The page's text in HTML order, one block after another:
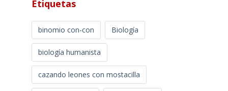
Etiquetas
binomio con-con Biología
biología humanista
cazando leones con mostacilla